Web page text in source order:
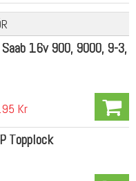
16v 900, 9000, 9-3,
Kr
Topplock